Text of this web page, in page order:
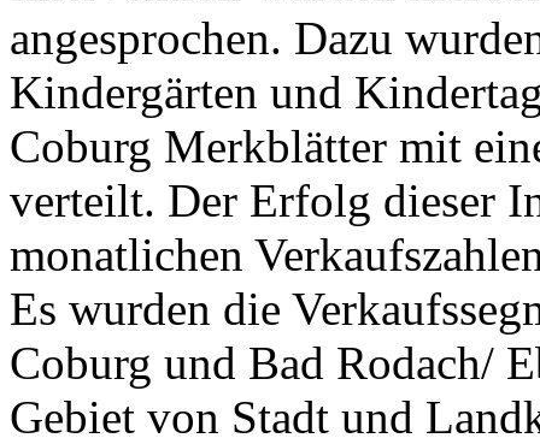
angesprochen. Dazu
Kindergärten und
Coburg Merkblätter mit
verteilt. Der Erfolg dieser
monatlichen
Es wurden die
Coburg und Bad Rodach/
Gebiet von Stadt und